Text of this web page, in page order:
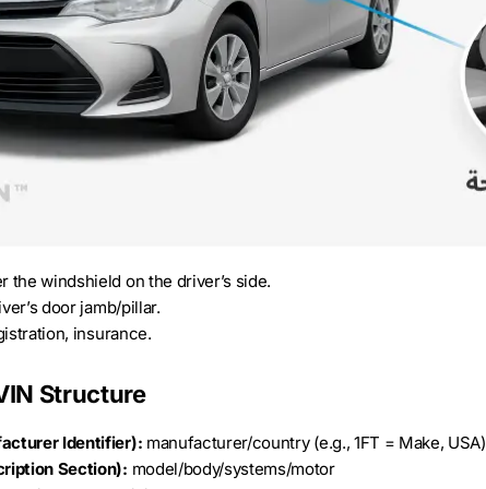
the windshield on the driver’s side.
door jamb/pillar.
insurance.
Structure
Identifier): manufacturer/country (e.g., 1FT = Make, USA)
Section): model/body/systems/motor